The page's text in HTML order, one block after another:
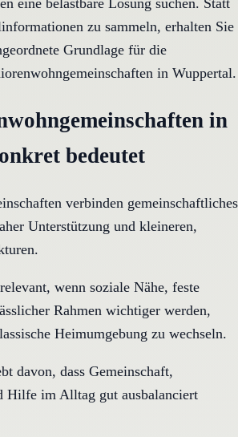
eine belastbare Lösung suchen. Statt
zu sammeln, erhalten Sie
Grundlage für die
in Wuppertal.
in
bedeutet
verbinden gemeinschaftliches
Unterstützung und kleineren,
wenn soziale Nähe, feste
Rahmen wichtiger werden,
Heimumgebung zu wechseln.
davon, dass Gemeinschaft,
Hilfe im Alltag gut ausbalanciert